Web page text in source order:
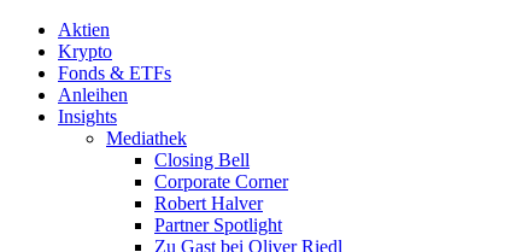
Aktien
Krypto
Fonds & ETFs
Anleihen
Insights
Mediathek
Closing Bell
Corporate Corner
Robert Halver
Partner Spotlight
Zu Gast bei Oliver Riedl